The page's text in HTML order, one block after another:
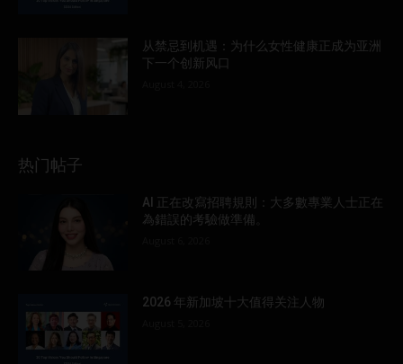
从禁忌到机遇：为什么女性健康正成为亚洲
下一个创新风口
热门帖子
AI 正在改寫招聘規則：大多數專業人士正在
為錯誤的考驗做準備。
2026 年新加坡十大值得关注人物